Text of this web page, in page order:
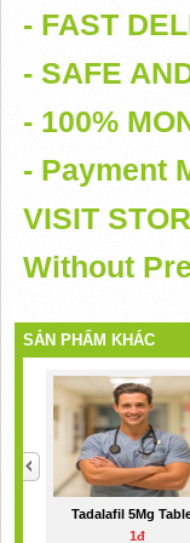
- FAST
- SAFE
- 100%
- Payment
VISIT
Without
SẢN PHẨM KHÁC
Tadalafil 5Mg
1đ